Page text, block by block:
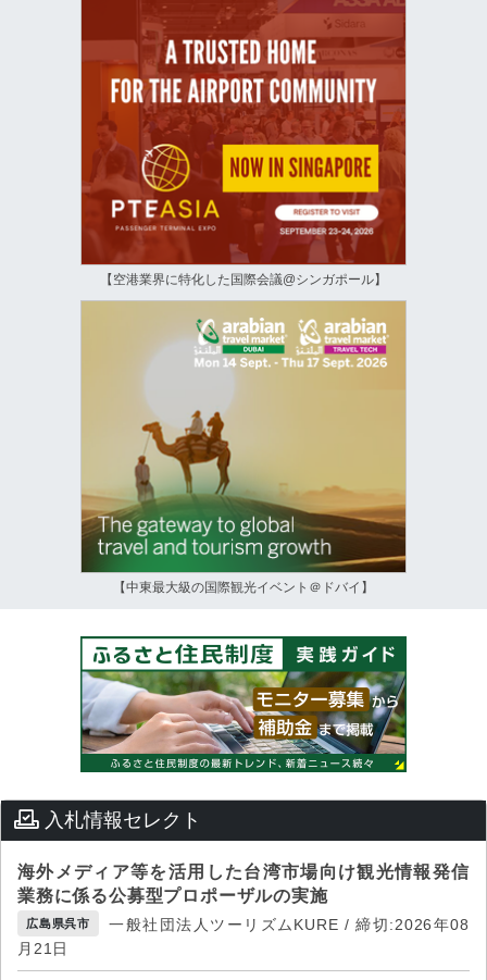
【空港業界に特化した国際会議@シンガポール】
【中東最大級の国際観光イベント＠ドバイ】
入札情報セレクト
海外メディア等を活用した台湾市場向け観光情報発信
業務に係る公募型プロポーザルの実施
広島県呉市
一般社団法人ツーリズムKURE / 締切:2026年08
月21日